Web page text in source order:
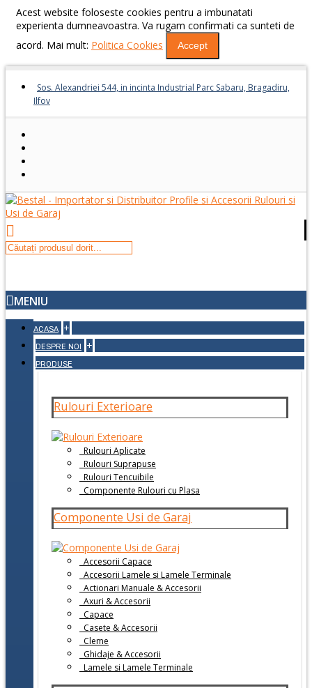
Acest website foloseste cookies pentru a imbunatati
experienta dumneavoastra. Va rugam confirmati ca sunteti de
acord. Mai mult: Politica Cookies Accept
Sos. Alexandriei 544, in incinta Industrial Parc Sabaru, Bragadiru,
Ilfov
MENIU
ACASA +
DESPRE NOI +
PRODUSE
Rulouri Exterioare
Rulouri Aplicate
Rulouri Suprapuse
Rulouri Tencuibile
Componente Rulouri cu Plasa
Componente Usi de Garaj
Accesorii Capace
Accesorii Lamele si Lamele Terminale
Actionari Manuale & Accesorii
Axuri & Accesorii
Capace
Casete & Accesorii
Cleme
Ghidaje & Accesorii
Lamele si Lamele Terminale